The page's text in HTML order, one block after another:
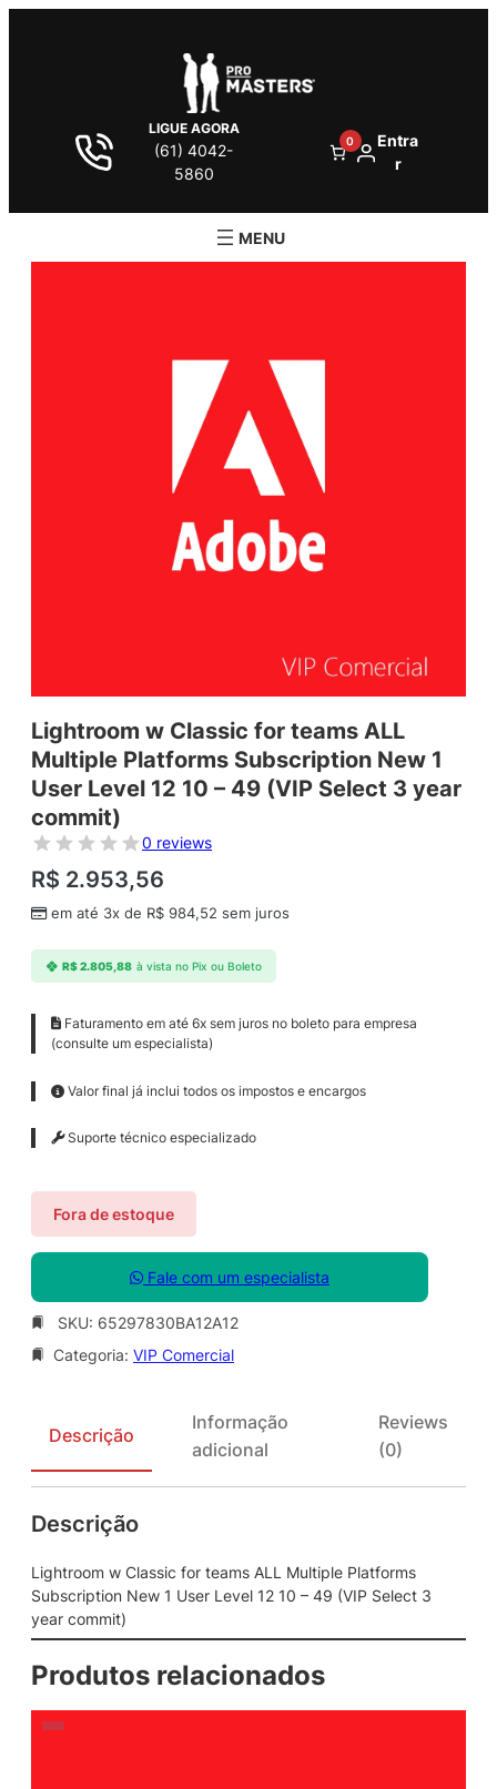
LIGUE AGORA
(61) 4042-
5860
0
Entra
r
Lightroom w Classic for teams ALL
Multiple Platforms Subscription New 1
User Level 12 10 – 49 (VIP Select 3 year
commit)
0 reviews
R$ 2.953,56
em até 3x de R$ 984,52 sem juros
R$2.805,88 à vista no Pix ou Boleto
Faturamento em até 6x sem juros no boleto para empresa
(consulte um especialista)
Valor final já inclui todos os impostos e encargos
Suporte técnico especializado
Fora de estoque
Fale com um especialista
SKU: 65297830BA12A12
Categoria: VIP Comercial
Descrição
Informação
adicional
Reviews
(0)
Descrição
Lightroom w Classic for teams ALL Multiple Platforms
Subscription New 1 User Level 12 10 – 49 (VIP Select 3
year commit)
Produtos relacionados